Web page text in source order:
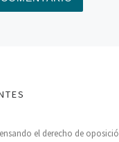
el derecho de